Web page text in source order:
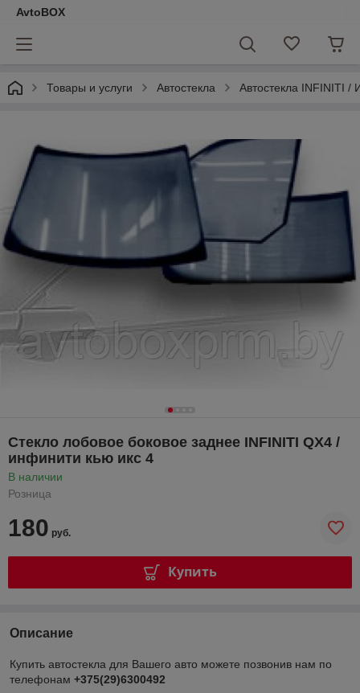
AvtoBOX
Товары и услуги Автостекла Автостекла INFINITI
Стекло лобовое боковое заднее INFINITI QX4 /
инфинити кью икс 4
В наличии
Розница
180 руб.
Купить
Описание
Купить автостекла для Вашего авто можете позвонив нам по
телефонам +375(29)6300492